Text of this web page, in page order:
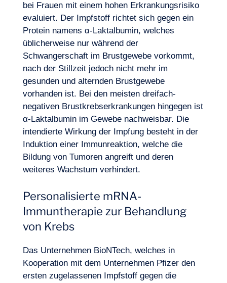
Kontakt
DE
bei Frauenmit einem hohen Erkrankungsrisiko
evaluiert. Der Impfstoff richtet sich gegen ein
Protein namens α-Laktalbumin, welches
üblicherweise nur während der
Schwangerschaft im Brustgewebe vorkommt,
nach der Stillzeit jedoch nicht mehr im
gesunden und alternden Brustgewebe
vorhanden ist. Bei den meisten dreifach-
negativen Brustkrebserkrankungen hingegen ist
α-Laktalbumin im Gewebe nachweisbar. Die
intendierte Wirkung der Impfung besteht in der
Induktion einer Immunreaktion, welche die
Bildung von Tumoren angreift und deren
weiteres Wachstum verhindert.
Personalisierte mRNA-
Immuntherapie zur Behandlung
von Krebs
Das Unternehmen BioNTech, welches in
Kooperation mit dem Unternehmen Pfizer den
ersten zugelassenen Impfstoff gegen die